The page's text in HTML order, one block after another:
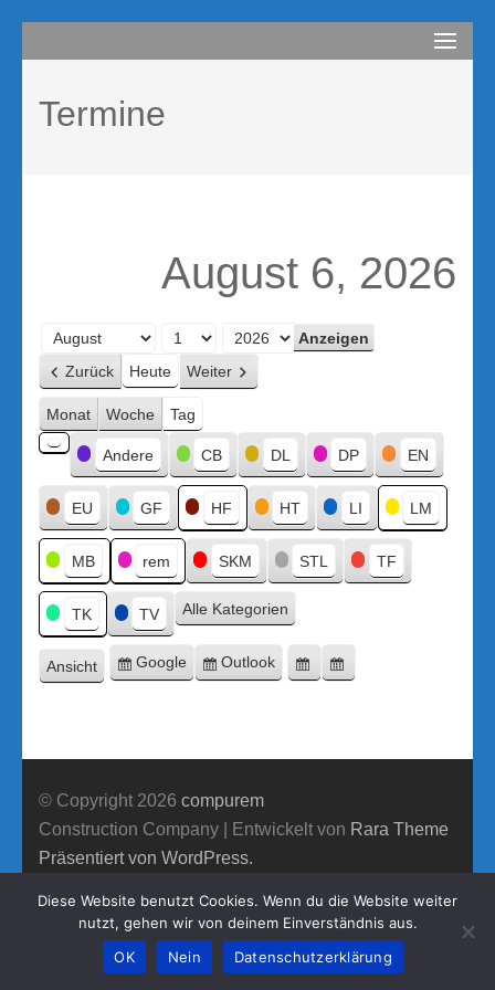
Inhalt
(Enter
drücken)
compurem
Termine
August 6, 2026
Monat
Tag
Jahr
Zurück Heute Weiter
Monat Woche Tag
Kategorien
Kategorie
ohne
Titel
Andere CB DL DP EN
EU GF HF HT LI LM
MB rem SKM STL TF
TK TV Alle Kategorien
Ansicht ausdrucken
Eintragen
Google
Eintragen
Outlook
Google-
© Copyright 2026 compurem
Construction Company | Entwickelt von Rara Theme
Präsentiert von WordPress.
Diese Website benutzt Cookies. Wenn du die Website weiter
nutzt, gehen wir von deinem Einverständnis aus.
OK
Nein Datenschutzerklärung